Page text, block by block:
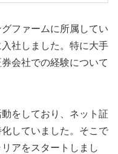
ファームに所属してい
社しました。特に大手
会社での経験について
をしており、ネット証
していました。そこで
アをスタートしまし